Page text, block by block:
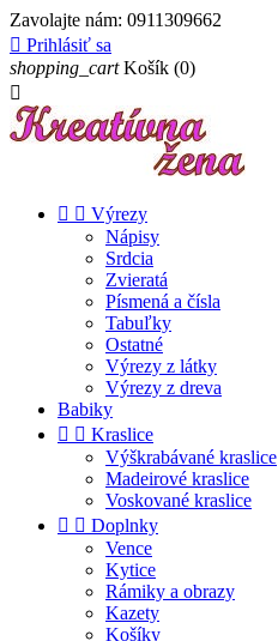
Zavolajte nám: 0911309662
 Prihlásiť sa
shopping_cart Košík (0)

  Výrezy
Nápisy
Srdcia
Zvieratá
Písmená a čísla
Tabuľky
Ostatné
Výrezy z látky
Výrezy z dreva
Babiky
  Kraslice
Výškrabávané kraslice
Madeirové kraslice
Voskované kraslice
  Doplnky
Vence
Kytice
Rámiky a obrazy
Kazety
Košíky